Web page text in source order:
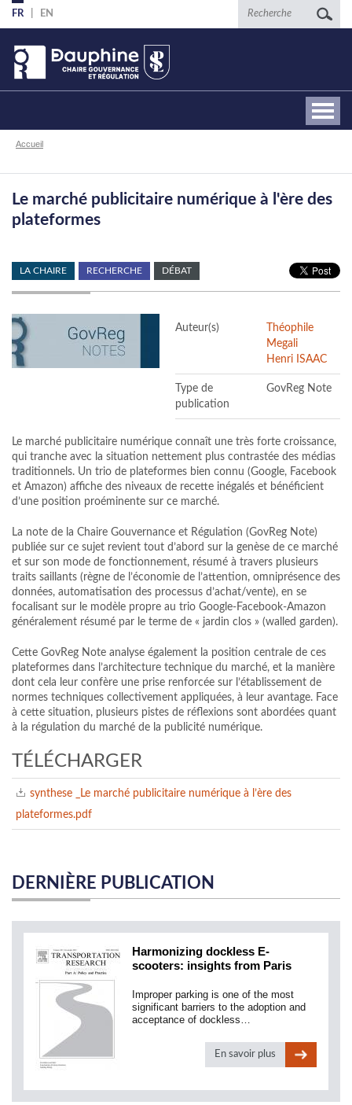
Aller
au
contenu
principal
FR EN Recherche
Fil
Accueil
Le marché publicitaire numérique à l'ère des
plateformes
LA CHAIRE RECHERCHE DÉBAT
Auteur(s)
Théophile
Megali
Henri ISAAC
Type de
publication
GovReg Note
Le marché publicitaire numérique connaît une très forte croissance,
qui tranche avec la situation nettement plus contrastée des médias
traditionnels. Un trio de plateformes bien connu (Google, Facebook
et Amazon) affiche des niveaux de recette inégalés et bénéficient
d’une position proéminente sur ce marché.
La note de la Chaire Gouvernance et Régulation (GovReg Note)
publiée sur ce sujet revient tout d’abord sur la genèse de ce marché
et sur son mode de fonctionnement, résumé à travers plusieurs
traits saillants (règne de l’économie de l’attention, omniprésence des
données, automatisation des processus d’achat/vente), en se
focalisant sur le modèle propre au trio Google-Facebook-Amazon
généralement résumé par le terme de « jardin clos » (walled garden).
Cette GovReg Note analyse également la position centrale de ces
plateformes dans l’architecture technique du marché, et la manière
dont cela leur confère une prise renforcée sur l’établissement de
normes techniques collectivement appliquées, à leur avantage. Face
à cette situation, plusieurs pistes de réflexions sont abordées quant
à la régulation du marché de la publicité numérique.
TÉLÉCHARGER
synthese _Le marché publicitaire numérique à l’ère des
plateformes.pdf
DERNIÈRE PUBLICATION
Harmonizing dockless E-
scooters: insights from Paris
Improper parking is one of the most
significant barriers to the adoption and
acceptance of dockless…
En savoir plus